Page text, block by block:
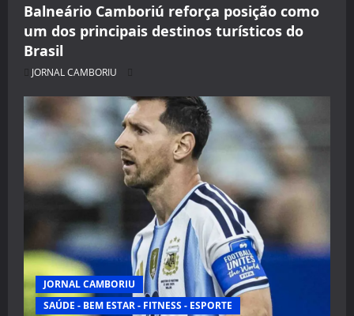
Balneário Camboriú reforça posição como
um dos principais destinos turísticos do
Brasil
JORNAL CAMBORIU
JORNAL CAMBORIU
SAÚDE - BEM ESTAR - FITNESS - ESPORTE